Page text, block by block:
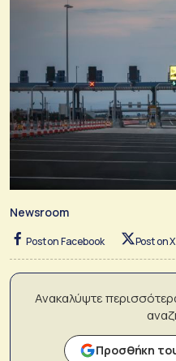
Newsroom
Post on Facebook Post on X
Ανακαλύψτε
Προσθήκη